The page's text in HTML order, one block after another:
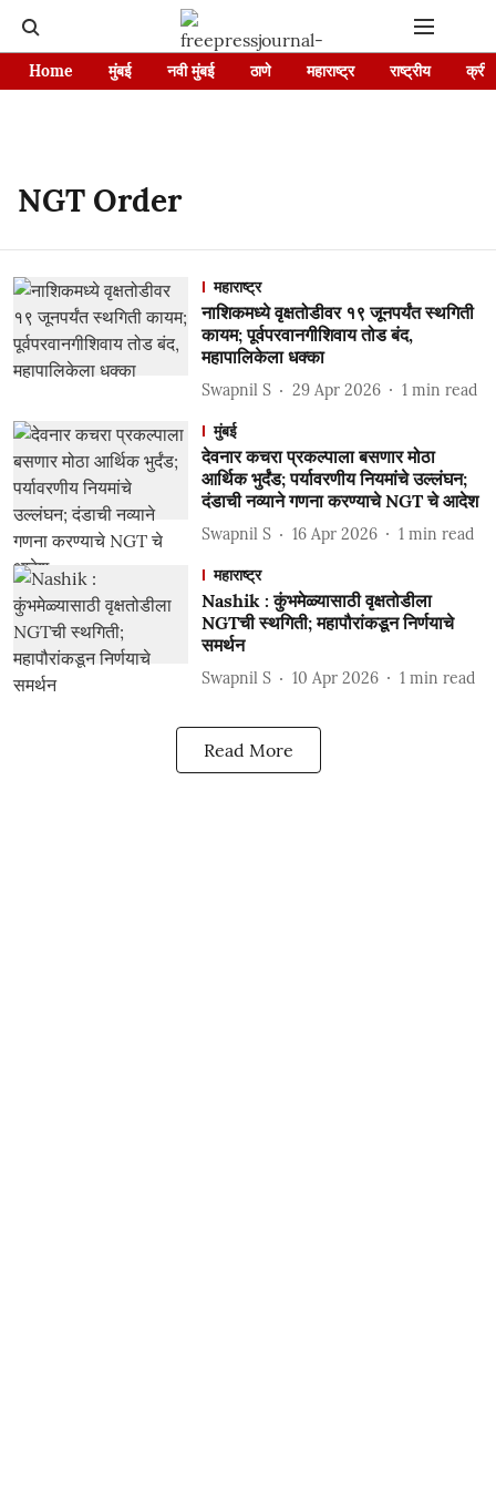
Home मुंबई नवी मुंबई ठाणे महाराष्ट्र राष्ट्रीय
NGT Order
महाराष्ट्र
नाशिकमध्ये वृक्षतोडीवर १९ जूनपर्यंत स्थगिती
कायम; पूर्वपरवानगीशिवाय तोड बंद,
महापालिकेला धक्का
Swapnil S 29 Apr 2026 1 min read
मुंबई
देवनार कचरा प्रकल्पाला बसणार मोठा
आर्थिक भुर्दंड; पर्यावरणीय नियमांचे उल्लंघन;
दंडाची नव्याने गणना करण्याचे NGT चे आदेश
Swapnil S 16 Apr 2026 1 min read
महाराष्ट्र
Nashik : कुंभमेळ्यासाठी वृक्षतोडीला
NGTची स्थगिती; महापौरांकडून निर्णयाचे
समर्थन
Swapnil S 10 Apr 2026 1 min read
Read More